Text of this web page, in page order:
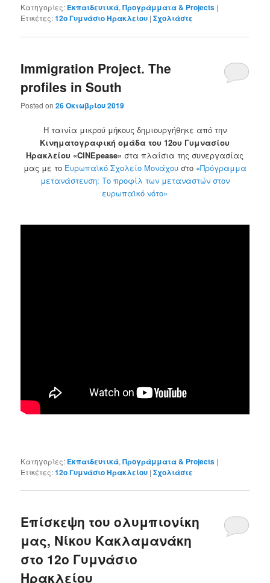
Κατηγορίες: Εκπαιδευτικά,Προγράμματα & Projects |
Ετικέτες:12ο Γυμνάσιο Ηρακλείου |Σχολιάστε
Immigration Project. The
profiles in South
Posted on26 Οκτωβρίου 2019
Η ταινία μικρού μήκους δημιουργήθηκε από την
Κινηματογραφική ομάδα του 12ου Γυμνασίου
Ηρακλείου «CINEpease» στα πλαίσια της συνεργασίας
μας με το Ευρωπαϊκό Σχολείο Μονάχου στο «Πρόγραμμα
μετανάστευση: Το προφίλ των μεταναστών στον
ευρωπαϊκό νότο»
Κατηγορίες: Εκπαιδευτικά,Προγράμματα & Projects |
Ετικέτες:12ο Γυμνάσιο Ηρακλείου |Σχολιάστε
Επίσκεψη του ολυμπιονίκη
μας, Νίκου Κακλαμανάκη
στο 12ο Γυμνάσιο
Ηρακλείου